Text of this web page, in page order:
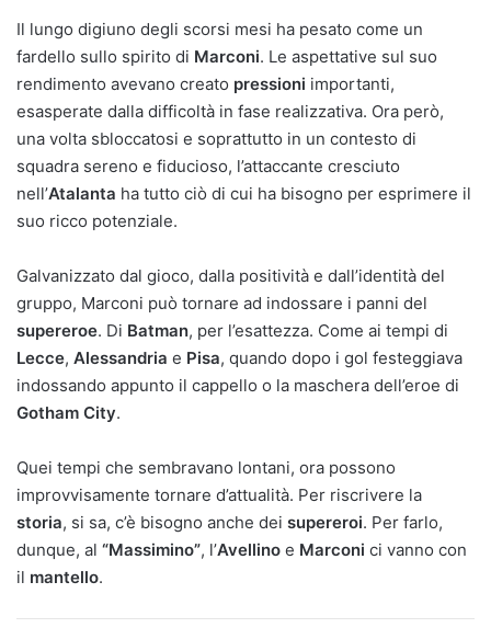
Il lungo digiuno degli scorsi mesi ha pesato come un
fardello sullo spirito di Marconi. Le aspettative sul suo
rendimento avevano creato pressioni importanti,
esasperate dalla difficoltà in fase realizzativa. Ora però,
una volta sbloccatosi e soprattutto in un contesto di
squadra sereno e fiducioso, l’attaccante cresciuto
nell’Atalanta ha tutto ciò di cui ha bisogno per esprimere il
suo ricco potenziale.
Galvanizzato dal gioco, dalla positività e dall’identità del
gruppo, Marconi può tornare ad indossare i panni del
supereroe. Di Batman, per l’esattezza. Come ai tempi di
Lecce, Alessandria e Pisa, quando dopo i gol festeggiava
indossando appunto il cappello o la maschera dell’eroe di
Gotham City.
Quei tempi che sembravano lontani, ora possono
improvvisamente tornare d’attualità. Per riscrivere la
storia, si sa, c’è bisogno anche dei supereroi. Per farlo,
dunque, al “Massimino”, l’Avellino e Marconi ci vanno con
il mantello.